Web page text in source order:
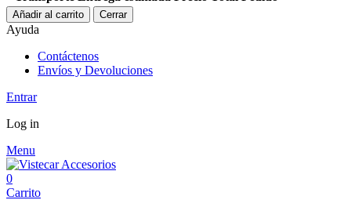
Añadir al carrito Cerrar
Ayuda
Contáctenos
Envíos y Devoluciones
Entrar
Log in
Menu
0
Carrito